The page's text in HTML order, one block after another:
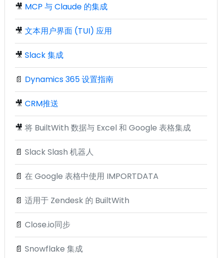
🎥 MCP 与 Claude 的集成
🎥 文本用户界面 (TUI) 应用
🎥 Slack 集成
📄 Dynamics 365 设置指南
🎥 CRM推送
🎥 将 BuiltWith 数据与 Excel 和 Google 表格集成
📄 Slack Slash 机器人
📄 在 Google 表格中使用 IMPORTDATA
📄 适用于 Zendesk 的 BuiltWith
📄 Close.io同步
📄 Snowflake 集成